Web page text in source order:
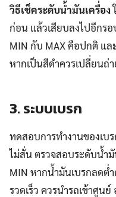
วิธีเช็คระดับน้ำมันเครื่อง
ก่อน แล้วเสียบลงไปอีกรอ
MIN กับ MAX คือปกติ แล
หากเป็นสีดำควรเปลี่ยนถ่
3. ระบบเบรก
ทดสอบการทำงานของเบร
ไม่สั่น ตรวจสอบระดับน้ำ
MIN หากน้ำมันเบรกลดต่
รวดเร็ว ควรนำรถเข้าศูน